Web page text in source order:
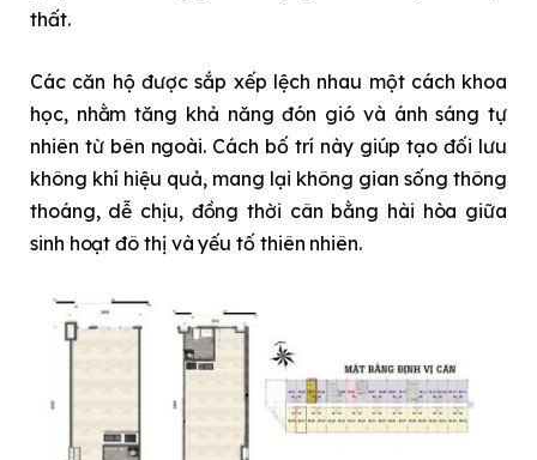
thất.
Các căn hộ được sắp xếp lệch nhau một cách khoa
học, nhằm tăng khả năng đón gió và ánh sáng tự
nhiên từ bên ngoài. Cách bố trí này giúp tạo đối lưu
không khí hiệu quả, mang lại không gian sống thông
thoáng, dễ chịu, đồng thời cân bằng hài hòa giữa
sinh hoạt đô thị và yếu tố thiên nhiên.